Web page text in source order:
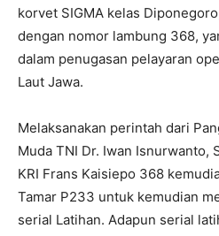
korvet SIGMA kelas
dengan nomor lambung 368,
dalam penugasan pelayaran
Laut Jawa.
Melaksanakan perintah dari
Muda TNI Dr. Iwan Isnurwanto,
KRI Frans Kaisiepo 368
Tamar P233 untuk kemudian
serial Latihan. Adapun serial